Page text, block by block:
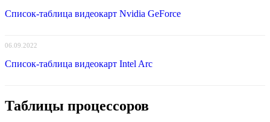
Список-таблица видеокарт Nvidia GeForce
06.09.2022
Список-таблица видеокарт Intel Arc
Таблицы процессоров